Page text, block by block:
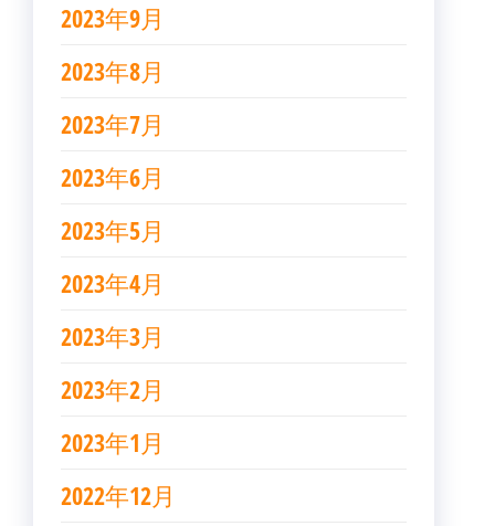
2023年9月
2023年8月
2023年7月
2023年6月
2023年5月
2023年4月
2023年3月
2023年2月
2023年1月
2022年12月